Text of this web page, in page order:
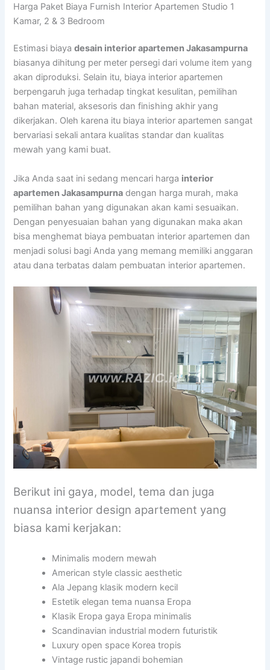
Harga Paket Biaya Furnish Interior Apartemen Studio 1
Kamar, 2 & 3 Bedroom
Estimasi biayadesain interior apartemen Jakasampurna
biasanya dihitung per meter persegi dari volume item yang
akan diproduksi. Selain itu, biaya interior apartemen
berpengaruh juga terhadap tingkat kesulitan, pemilihan
bahan material, aksesoris dan finishing akhir yang
dikerjakan. Oleh karena itu biaya interior apartemen sangat
bervariasi sekali antara kualitas standar dan kualitas
mewah yang kami buat.
Jika Anda saat ini sedang mencari harga interior
apartemen Jakasampurna dengan harga murah, maka
pemilihan bahan yang digunakan akan kami sesuaikan.
Dengan penyesuaian bahan yang digunakan maka akan
bisa menghemat biaya pembuatan interior apartemen dan
menjadi solusi bagi Anda yang memang memiliki anggaran
atau dana terbatas dalam pembuatan interior apartemen.
Berikut ini gaya, model, tema dan juga
nuansa interior design apartement yang
biasa kami kerjakan:
Minimalis modern mewah
American style classic aesthetic
Ala Jepang klasik modern kecil
Estetik elegan tema nuansa Eropa
Klasik Eropa gaya Eropa minimalis
Scandinavian industrial modern futuristik
Luxury open space Korea tropis
Vintage rustic japandi bohemian